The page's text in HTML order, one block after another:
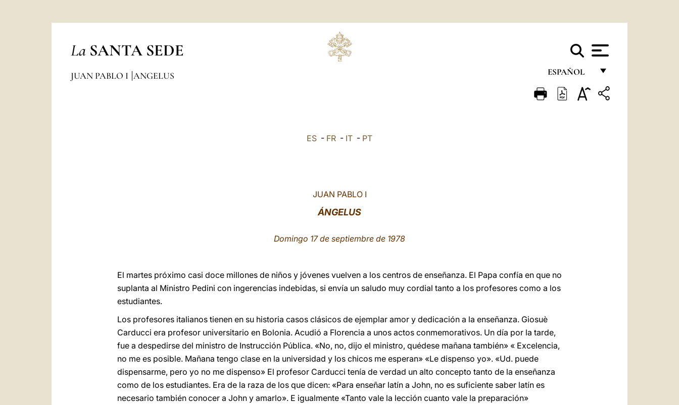
La SANTA SEDE
ESPAÑOL
FRANÇAIS
JUAN PABLO I ANGELUS
ES - FR - IT - PT
JUAN PABLO I
ÁNGELUS
Domingo 17 de septiembre de 1978
El martes próximo casi doce millones de niños y jóvenes vuelven a los centros de enseñanza. El Papa confía en que no
suplanta al Ministro Pedini con ingerencias indebidas, si envía un saludo muy cordial tanto a los profesores como a los
estudiantes.
Los profesores italianos tienen en su historia casos clásicos de ejemplar amor y dedicación a la enseñanza. Giosuè
Carducci era profesor universitario en Bolonia. Acudió a Florencia a unos actos conmemorativos. Un día por la tarde,
fue a despedirse del ministro de Instrucción Pública. «No, no, dijo el ministro, quédese mañana también» « Excelencia,
no me es posible. Mañana tengo clase en la universidad y los chicos me esperan» «Le dispenso yo». «Ud. puede
dispensarme, pero yo no me dispenso» El profesor Carducci tenía de verdad un alto concepto tanto de la enseñanza
como de los estudiantes. Era de la raza de los que dicen: «Para enseñar latín a John, no es suficiente saber latín es
necesario también conocer a John y amarlo». E igualmente «Tanto vale la lección cuanto vale la preparación»